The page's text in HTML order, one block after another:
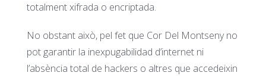
totalment xifrada o encriptada.
No obstant això, pel fet que Cor Del Montseny no
pot garantir la inexpugabilidad d’internet ni
l’absència total de hackers o altres que accedeixin